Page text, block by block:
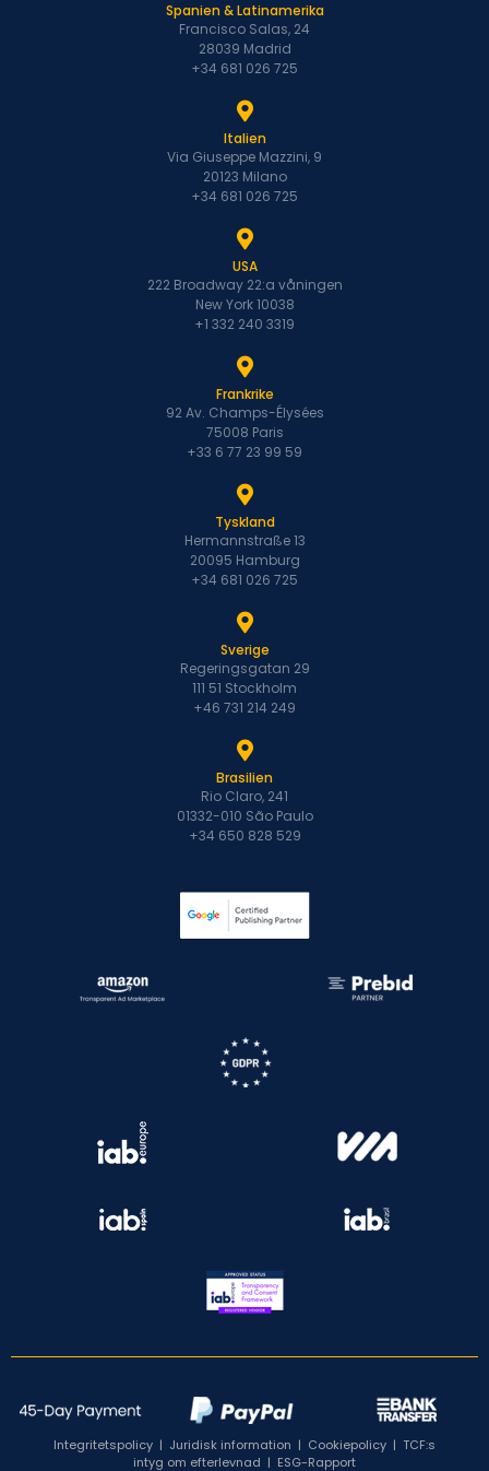
Spanien & Latinamerika
Francisco Salas, 24
28039 Madrid
+34 681 026 725
Italien
Via Giuseppe Mazzini, 9
20123 Milano
+34 681 026 725
USA
222 Broadway 22:a våningen
New York 10038
+1 332 240 3319
Frankrike
92 Av. Champs-Élysées
75008 Paris
+33 6 77 23 99 59
Tyskland
Hermannstraße 13
20095 Hamburg
+34 681 026 725
Sverige
Regeringsgatan 29
111 51 Stockholm
+46 731 214 249
Brasilien
Rio Claro, 241
01332-010 São Paulo
+34 650 828 529
Integritetspolicy | Juridisk information | Cookiepolicy | TCF:s
intyg om efterlevnad | ESG-Rapport